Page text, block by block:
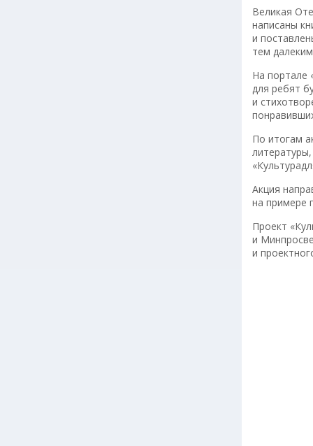
Великая
написаны
и
тем
На портале
для ребят
и
По итогам
Акция
на примере
Проект
и
и